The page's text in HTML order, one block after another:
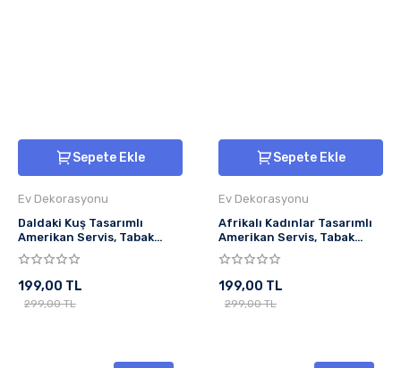
Sepete Ekle
Ev Dekorasyonu
Daldaki Kuş Tasarımlı
Amerikan Servis, Tabak
Altlığı & Şık Masa Dekoru, Ev
Hediyesi, 2 Adet
199,00 TL
299,00 TL
Sepete Ekle
Ev Dekorasyonu
Afrikalı Kadınlar Tasarımlı
Amerikan Servis, Tabak
Altlığı & Şık Masa Dekoru, Ev
Hediyesi, 2 Adet
199,00 TL
299,00 TL